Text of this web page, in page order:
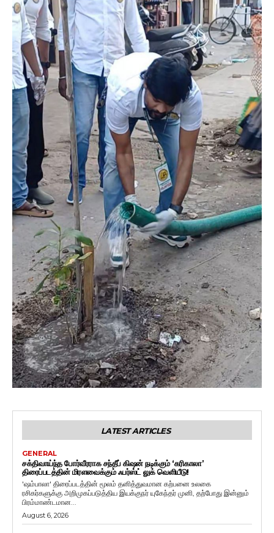
LATEST ARTICLES
GENERAL
சக்திவாய்ந்த போர்வீரராக சந்தீப் கிஷன் நடிக்கும் ‘கரிகாலா’
திரைப்படத்தின் மிரளவைக்கும் ஃபர்ஸ்ட் லுக் வெளியீடு!
'ஷம்பாலா' திரைப்படத்தின் மூலம் தனித்துவமான கற்பனை உலகை
ரசிகர்களுக்கு அறிமுகப்படுத்திய இயக்குநர் யுகேந்தர் முனி, தற்போது இன்னும்
பிரம்மாண்டமான...
August 6, 2026